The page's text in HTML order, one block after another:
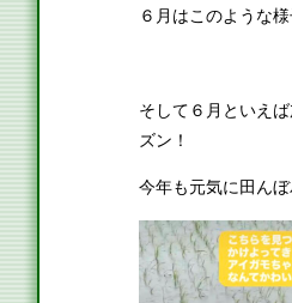
６月はこのような様
そして６月といえ
ズン！
今年も元気に田ん